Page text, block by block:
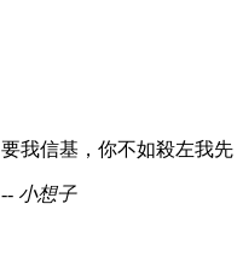
要我信基，你不如殺左我先
-- 小想子